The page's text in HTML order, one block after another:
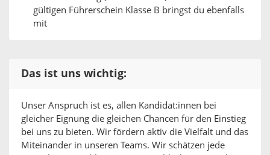
gültigen Führerschein Klasse B bringst du ebenfalls
mit
Das ist uns wichtig:
Unser Anspruch ist es, allen Kandidat:innen bei
gleicher Eignung die gleichen Chancen für den Einstieg
bei uns zu bieten. Wir fördern aktiv die Vielfalt und das
Miteinander in unseren Teams. Wir schätzen jede